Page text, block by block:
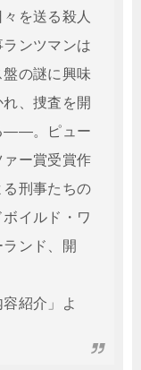
々を送る殺人
ランツマンは
盤の謎に興味
れ、捜査を開
――。ピュー
ァー賞受賞作
る刑事たちの
イルド・ワ
ランド、開
容紹介」よ